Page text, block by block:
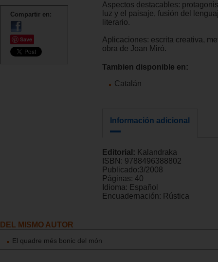
Compartir en:
Save
Aspectos destacables:
luz y el paisaje, fusión del
literario.
Aplicaciones: escrita creativa,
obra de Joan Miró.
Tambien disponible en:
Catalán
Información adicional
Editorial: Kalandraka
ISBN: 9788496388802
Publicado:3/2008
Páginas: 40
Idioma: Español
Encuadernación: Rústica
DEL MISMO AUTOR
El quadre més bonic del món